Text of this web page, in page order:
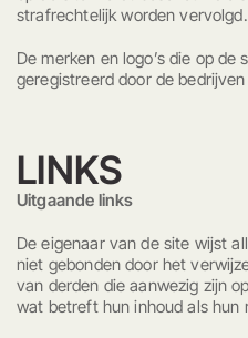
Contact & Route
VOORDELEN
Sport en animatie
Wateractiviteiten
Verhuur
Kampeerplaatsen
strafrechtelijk worden vervolgd.
De merken en logo’s die op
geregistreerd door de
LINKS
Uitgaande links
De eigenaar van de site wijst
niet gebonden door het
van derden die aanwezig zijn
wat betreft hun inhoud als hun